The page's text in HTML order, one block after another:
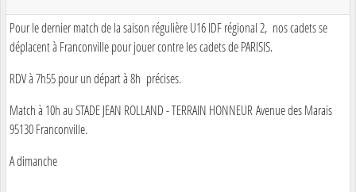
Pour le dernier match de la saison régulière U16 IDF régional 2, nos cadets se
déplacent à Franconville pour jouer contre les cadets de PARISIS.
RDV à 7h55 pour un départ à 8h précises.
Match à 10h au STADE JEAN ROLLAND - TERRAIN HONNEUR Avenue des Marais
95130 Franconville.
A dimanche